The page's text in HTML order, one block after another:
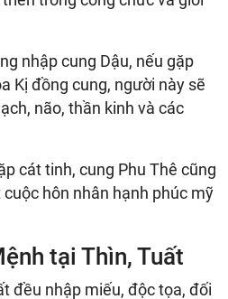
nhập cung Dậu, nếu gặp
Kị đồng cung, người này sẽ
não, thần kinh và các
cát tinh, cung Phu Thê cũng
hôn nhân hạnh phúc mỹ
tại Thìn, Tuất
đều nhập miếu, độc tọa, đối